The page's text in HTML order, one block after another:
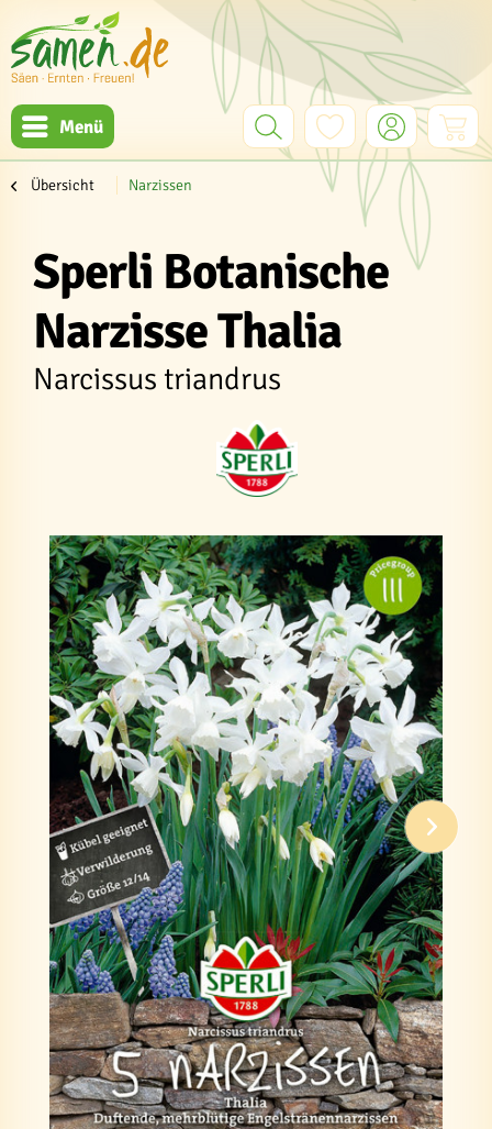
Menü
Übersicht Narzissen
Sperli Botanische
Narzisse Thalia
Narcissus triandrus